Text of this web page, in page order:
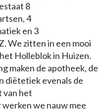
8
4
en 3
We zitten in een mooi
Holleblok in Huizen.
maken de apotheek, de
diëtetiek evenals de
van het
we nauw mee